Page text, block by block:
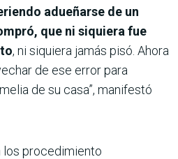
adueñarse de un
que ni siquiera fue
, ni siquiera jamás pisó. Ahora
de ese error para
de su casa”, manifestó
los procedimiento